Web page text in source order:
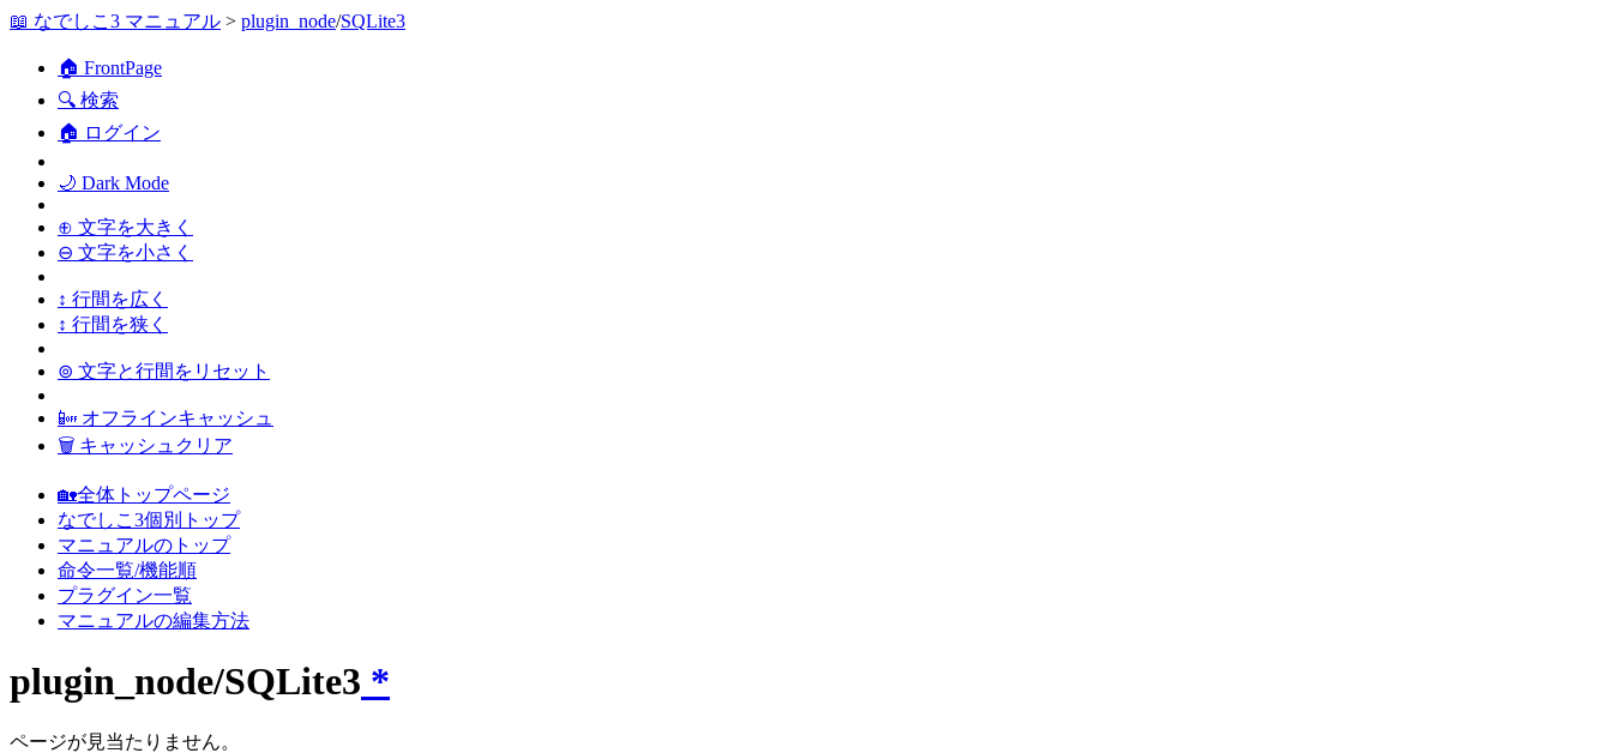
📖 なでしこ3 マニュアル > plugin_node/SQLite3
🏠 FrontPage
🔍 検索
🏠 ログイン
🌙 Dark Mode
⊕ 文字を大きく
⊖ 文字を小さく
↕ 行間を広く
↕ 行間を狭く
⊚ 文字と行間をリセット
📴 オフラインキャッシュ
🗑 キャッシュクリア
🏡全体トップページ
なでしこ3個別トップ
マニュアルのトップ
命令一覧/機能順
プラグイン一覧
マニュアルの編集方法
plugin_node/SQLite3 *
ページが見当たりません。